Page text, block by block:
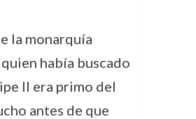
la monarquía
quien había buscado
II era primo del
antes de que